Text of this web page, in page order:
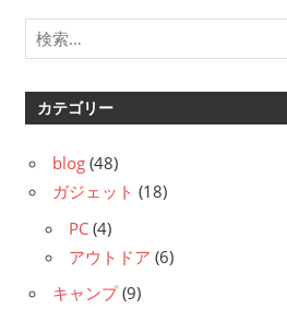
カテゴリー
blog (48)
ガジェット (18)
PC (4)
アウトドア (6)
キャンプ(9)